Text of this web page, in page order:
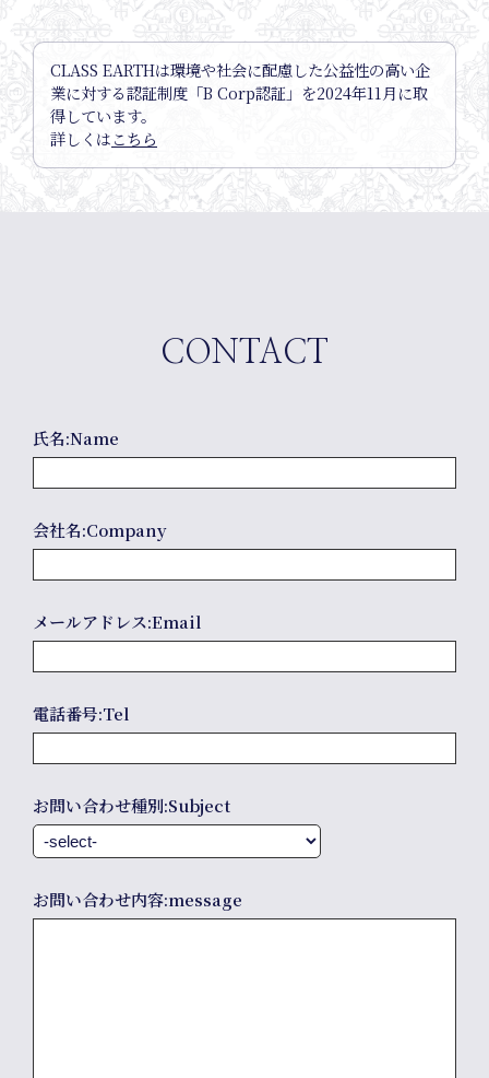
Online
Shop
CLASS EARTHは環境や社会に配慮した公益性の高い企
業に対する認証制度「B Corp認証」を2024年11月に取
得しています。
詳しくは こちら
CONTACT
氏名:Name
会社名:Company
メールアドレス:Email
電話番号:Tel
お問い合わせ種別:Subject
お問い合わせ内容:message